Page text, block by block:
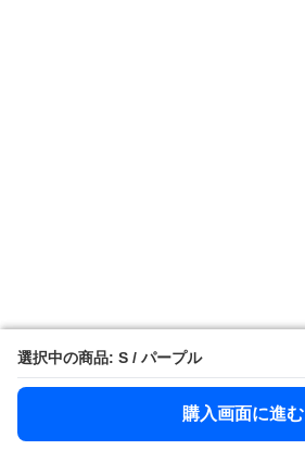
選択中の商品: S / パープル
購入画面に進む
選択中の商品: S / パープル
購入画面に進む